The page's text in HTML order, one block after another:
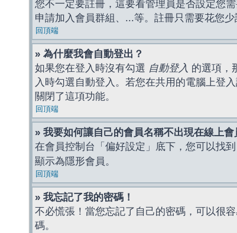
您不一定要註冊，這要看管理員是否設定您
申請加入會員群組、...等。註冊只需要花您少
回頂端
» 為什麼我會自動登出？
如果您在登入時沒有勾選 自動登入 的選項，
入時勾選自動登入。若您在共用的電腦上登
關閉了這項功能。
回頂端
» 我要如何讓自己的會員名稱不出現在線上會
在會員控制台「偏好設定」底下，您可以找到
顯示為隱形會員。
回頂端
» 我忘記了我的密碼！
不必慌張！當您忘記了自己的密碼，可以很
碼。